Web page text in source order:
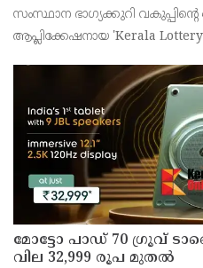
സംസ്ഥാന ഭാഗ്യക്കുറി
ആപ്ലിക്കേഷനായ 'Kerala
അഞ്ജു കെ എസ് അറിയിച്ചു.
മോട്ടോ പാഡ് 70 ഗ്രൂവ്
വില 32,999 രൂപ മുതൽ